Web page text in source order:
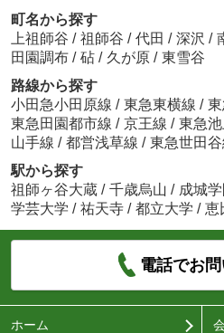
町名から探す
上祖師谷 / 祖師谷 / 代田 / 深沢 /
田園調布 / 砧 / 久が原 / 東雪谷
路線から探す
小田急小田原線 / 東急東横線 /
東急田園都市線 / 京王線 / 東急
山手線 / 都営浅草線 / 東急世田谷
駅から探す
祖師ヶ谷大蔵 / 千歳烏山 / 成城
学芸大学 / 祐天寺 / 都立大学 / 恵
電話でお
ホーム